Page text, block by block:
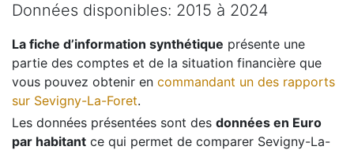
Données disponibles: 2015 à 2024
La fiche d’information synthétique présente une
partie des comptes et de la situation financière que
vous pouvez obtenir en commandant un des rapports
sur Sevigny-La-Foret.
Les données présentées sont des données en Euro
par habitant ce qui permet de comparer Sevigny-La-